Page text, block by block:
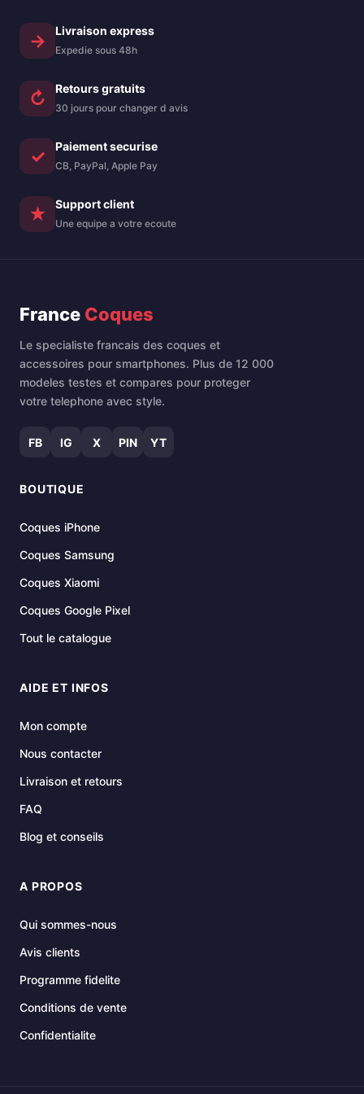
→ Livraison express
Expedie sous 48h
↻ Retours gratuits
30 jours pour changer d avis
✓ Paiement securise
CB, PayPal, Apple Pay
★ Support client
Une equipe a votre ecoute
France Coques
Le specialiste francais des coques et
accessoires pour smartphones. Plus de 12 000
modeles testes et compares pour proteger
votre telephone avec style.
FB IG X PIN YT
BOUTIQUE
Coques iPhone
Coques Samsung
Coques Xiaomi
Coques Google Pixel
Tout le catalogue
AIDE ET INFOS
Mon compte
Nous contacter
Livraison et retours
FAQ
Blog et conseils
A PROPOS
Qui sommes-nous
Avis clients
Programme fidelite
Conditions de vente
Confidentialite